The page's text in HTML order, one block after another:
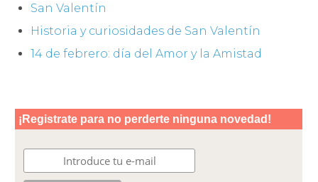
San Valentín
Historia y curiosidades de San Valentín
14 de febrero: día del Amor y la Amistad